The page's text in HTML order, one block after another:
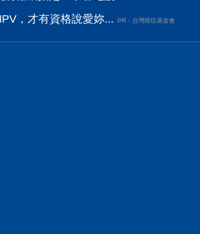
，才有資格說愛妳... PR・台灣癌症基金會